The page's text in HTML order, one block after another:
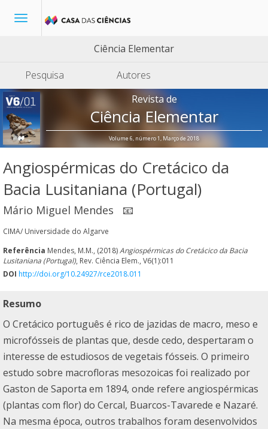
Toggle
Ciência Elementar
Pesquisa
Autores
Revista de
Ciência Elementar
Volume 6, número 1, Março de 2018
Angiospérmicas do Cretácico da
Bacia Lusitaniana (Portugal)
Mário Miguel Mendes 📧
CIMA/ Universidade do Algarve
Referência Mendes, M.M., (2018)Angiospérmicas do Cretácico da Bacia
Lusitaniana (Portugal), Rev. Ciência Elem., V6(1):011
DOI http://doi.org/10.24927/rce2018.011
Resumo
O Cretácico português é rico de jazidas de macro, meso e
microfósseis de plantas que, desde cedo, despertaram o
interesse de estudiosos de vegetais fósseis. O primeiro
estudo sobre macrofloras mesozoicas foi realizado por
Gaston de Saporta em 1894, onde refere angiospérmicas
(plantas com flor) do Cercal, Buarcos-Tavarede e Nazaré.
Na mesma época, outros trabalhos foram desenvolvidos